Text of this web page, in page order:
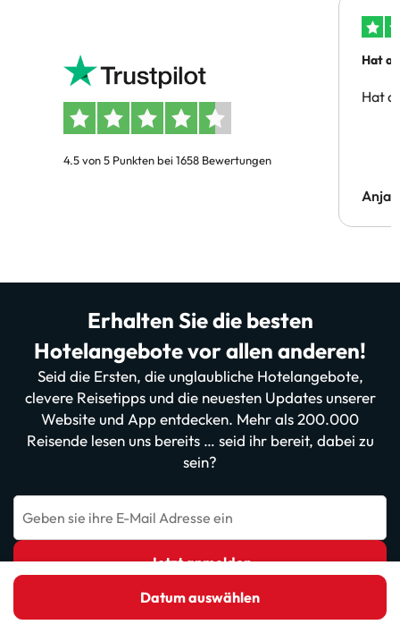
Datum auswählen
4.5 von 5 Punkten bei 1658 Bewertungen
Hat
Hat
Anja
Erhalten Sie die besten
Hotelangebote vor allen anderen!
Seid die Ersten, die unglaubliche Hotelangebote,
clevere Reisetipps und die neuesten Updates unserer
Website und App entdecken. Mehr als 200.000
Reisende lesen uns bereits … seid ihr bereit, dabei zu
sein?
Geben sie ihre E-Mail Adresse ein
Jetzt anmelden
Mit der Anmeldung bestätigen Sie, dass Sie die
gelesen haben und ihr zustimmen.